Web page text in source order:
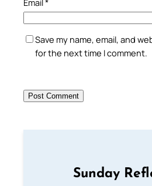
Email *
Save my name, email, and
for the next time I comment.
Sunday